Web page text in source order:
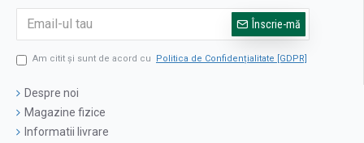
Înscrie-mă
Am citit şi sunt de acord cu Politica de Confidențialitate [GDPR]
Despre noi
Magazine fizice
Informatii livrare